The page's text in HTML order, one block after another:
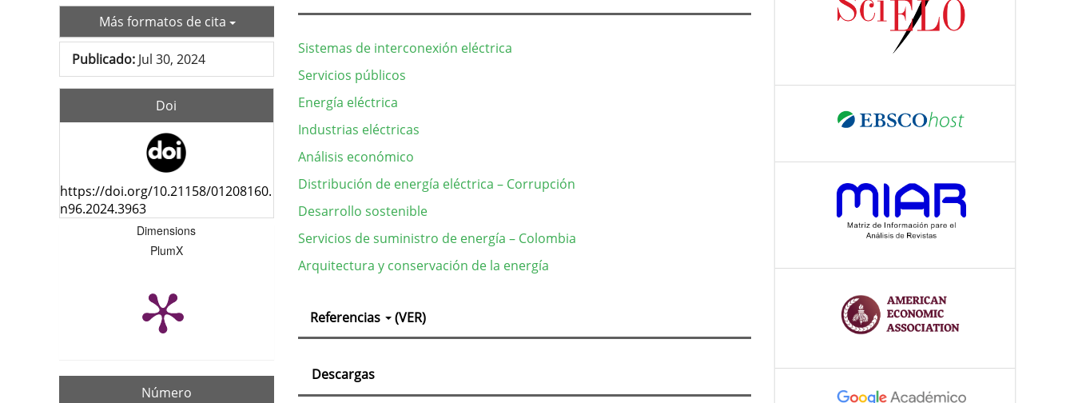
Más formatos de cita
Publicado: Jul 30, 2024
Doi
https://doi.org/10.21158/01208160.
n96.2024.3963
Dimensions
PlumX
Número
Sistemas de interconexión eléctrica
Servicios públicos
Energía eléctrica
Industrias eléctricas
Análisis económico
Distribución de energía eléctrica – Corrupción
Desarrollo sostenible
Servicios de suministro de energía – Colombia
Arquitectura y conservación de la energía
Detalles
del
artículo
Referencias (VER)
Descargas